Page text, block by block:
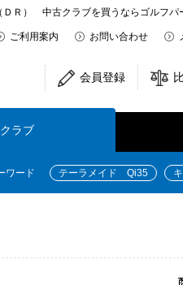
） 中古クラブを買うならゴルフパ
ご利用案内 お問い合わせ
会員登録
ラブ
ワード テーラメイド Qi35